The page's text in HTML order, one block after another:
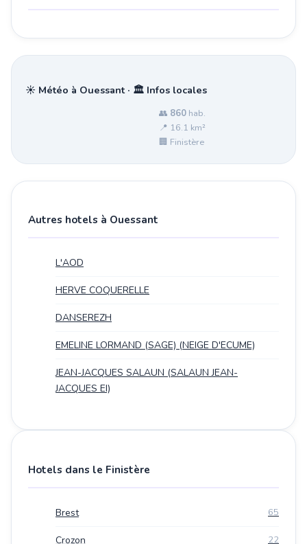
☀️ Météo à Ouessant · 🏛️ Infos locales
👥 860 hab.
📍 16.1 km²
🏢 Finistère
Autres hotels à Ouessant
L'AOD
HERVE COQUERELLE
DANSEREZH
EMELINE LORMAND (SAGE) (NEIGE D'ECUME)
JEAN-JACQUES SALAUN (SALAUN JEAN-
JACQUES EI)
Hotels dans le Finistère
Brest 65
Crozon 22